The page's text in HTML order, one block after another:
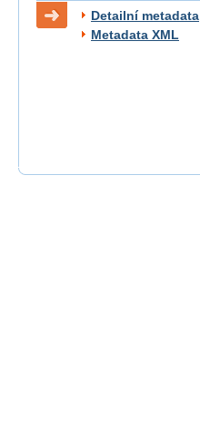
Detailní metadata
Metadata XML